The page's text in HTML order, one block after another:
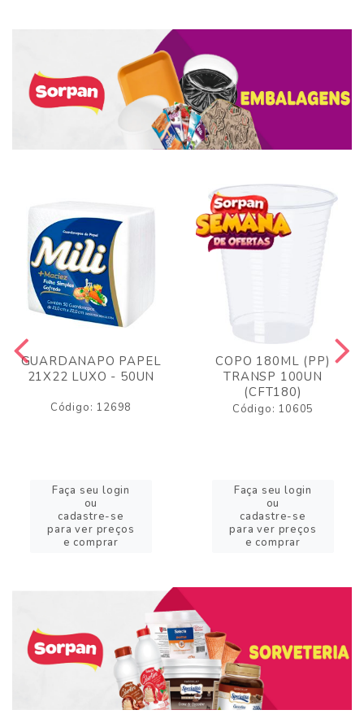
GUARDANAPO PAPEL
21X22 LUXO - 50UN
Código: 12698
Faça seu login
ou
cadastre-se
para ver preços
e comprar
COPO 180ML (PP)
TRANSP 100UN
(CFT180)
Código: 10605
Faça seu login
ou
cadastre-se
para ver preços
e comprar